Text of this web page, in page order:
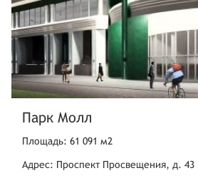
Парк Молл
Площадь: 61 091 м2
Адрес: Проспект Просвещения, д. 43